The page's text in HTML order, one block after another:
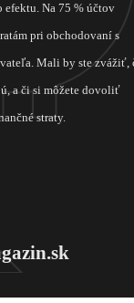
Na 75 % účtov
pri obchodovaní s
Mali by ste zvážiť,
a či si môžete dovoliť
straty.